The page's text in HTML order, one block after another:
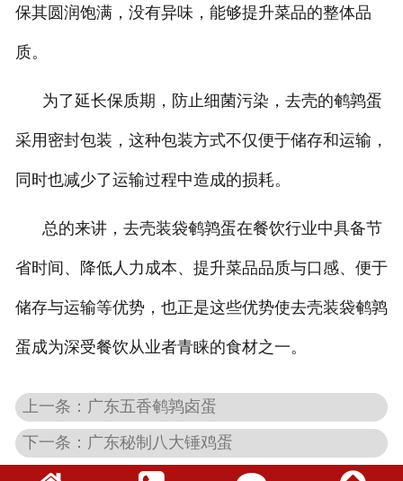
保其圆润饱满，没有异味，能够提升菜品的整体品
质。
为了延长保质期，防止细菌污染，去壳的鹌鹑蛋
采用密封包装，这种包装方式不仅便于储存和运输，
同时也减少了运输过程中造成的损耗。
总的来讲，去壳装袋鹌鹑蛋在餐饮行业中具备节
省时间、降低人力成本、提升菜品品质与口感、便于
储存与运输等优势，也正是这些优势使去壳装袋鹌鹑
蛋成为深受餐饮从业者青睐的食材之一。
上一条：广东五香鹌鹑卤蛋
下一条：广东秘制八大锤鸡蛋